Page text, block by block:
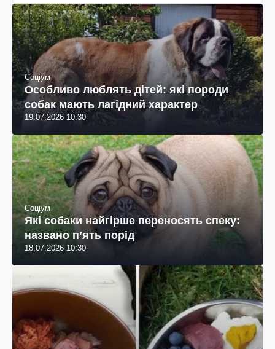
Соціум
Особливо люблять дітей: які породи
собак мають лагідний характер
19.07.2026 10:30
Соціум
Які собаки найгірше переносять спеку:
названо пʼять порід
18.07.2026 10:30